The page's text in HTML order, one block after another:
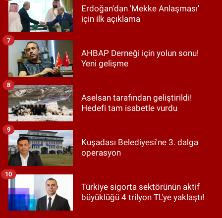
Erdoğan'dan 'Mekke Anlaşması'
için ilk açıklama
AHBAP Derneği için yolun sonu!
Yeni gelişme
7
Aselsan tarafından geliştirildi!
Hedefi tam isabetle vurdu
8
Kuşadası Belediyesi'ne 3. dalga
operasyon
9
Türkiye sigorta sektörünün aktif
büyüklüğü 4 trilyon TL'ye yaklaştı!
10